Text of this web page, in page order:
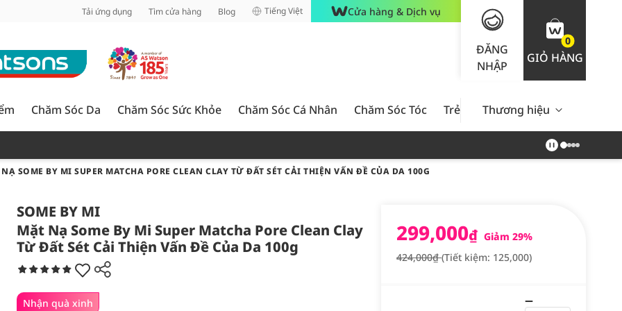
Tải ứng dụng Tìm cửa hàng Blog Tiếng Việt Cửa hàng & Dịch vụ
ĐĂNG
NHẬP
0
GIỎ HÀNG
Chăm Sóc Da Chăm Sóc Sức Khỏe Chăm Sóc Cá Nhân Chăm Sóc Tóc Trẻ Em Nam Giới Chăm Sóc
Thương hiệu
SOME BY MI SUPER MATCHA PORE CLEAN CLAY TỪ ĐẤT SÉT CẢI THIỆN VẤN ĐỀ CỦA DA 100G
SOME BY MI
Mặt Nạ Some By Mi Super Matcha Pore Clean Clay
Từ Đất Sét Cải Thiện Vấn Đề Của Da 100g
Nhận quà xinh
299,000₫ Giảm 29%
424,000₫(Tiết kiệm: 125,000)